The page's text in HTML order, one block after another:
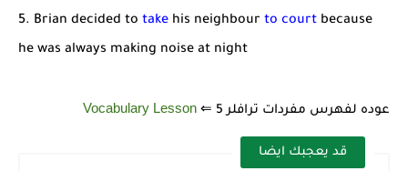
5. Brian decided to take his neighbour to court because
he was always making noise at night
عوده لفهرس مفردات ترافلر 5 ⇐ Vocabulary Lesson
قد يعجبك ايضا